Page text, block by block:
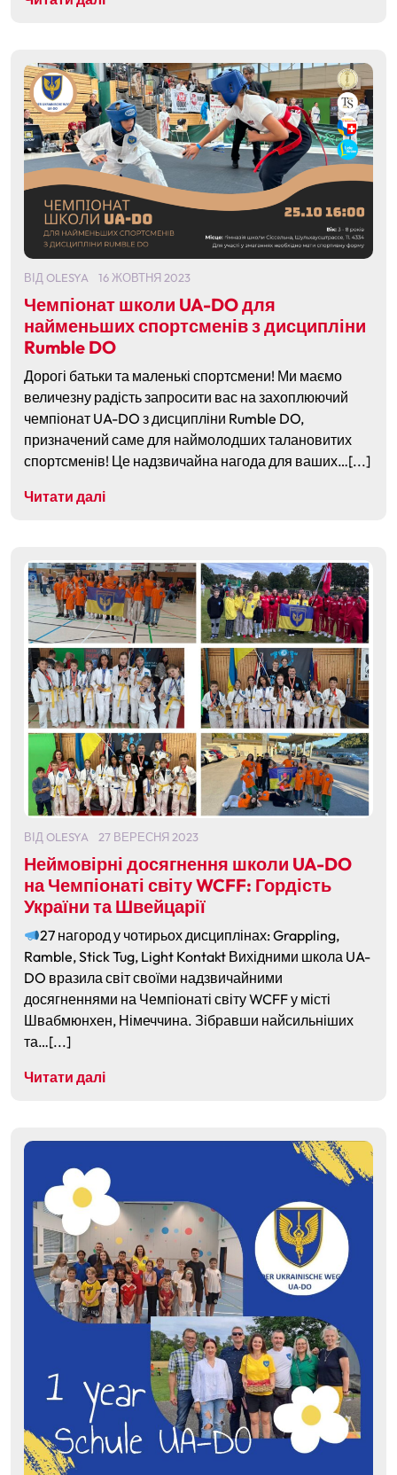
ВІДOLESYA 16 ЖОВТНЯ 2023
Чемпіонат школи UA-DO для
найменьших спортсменів з дисципліни
Rumble DO
Дорогі батьки та маленькі спортсмени! Ми маємо
величезну радість запросити вас на захоплюючий
чемпіонат UA-DO з дисципліни Rumble DO,
призначений саме для наймолодших талановитих
спортсменів! Це надзвичайна нагода для ваших…[...]
Читати далі
ВІД OLESYA 27 ВЕРЕСНЯ 2023
Неймовірні досягнення школи UA-DO
на Чемпіонаті світу WCFF: Гордість
України та Швейцарії
27 нагород у чотирьох дисциплінах: Grappling,
Ramble, Stick Tug, Light Kontakt Вихідними школа UA-
DO вразила світ своїми надзвичайними
досягненнями на Чемпіонаті світу WCFF у місті
Швабмюнхен, Німеччина. Зібравши найсильніших
та…[...]
Читати далі